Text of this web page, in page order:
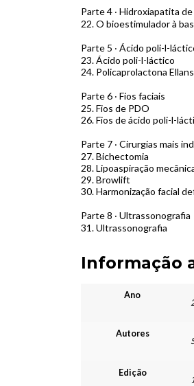
Parte 4 ‧ Hidroxiapatita de
22.O bioestimulador à
Parte 5 ‧ Ácido poli-l-
23.Ácido poli-l-láctico
24. Policaprolactona
Parte 6 ‧ Fios faciais
25.Fios de PDO
26.Fios de ácido poli-l-
Parte 7 ‧ Cirurgias mais
27.Bichectomia
28.Lipoaspiração
29.Browlift
30.Harmonização facial
Parte 8 ‧ Ultrassonografia
31.Ultrassonografia
Informação
Ano
Autores
Edição